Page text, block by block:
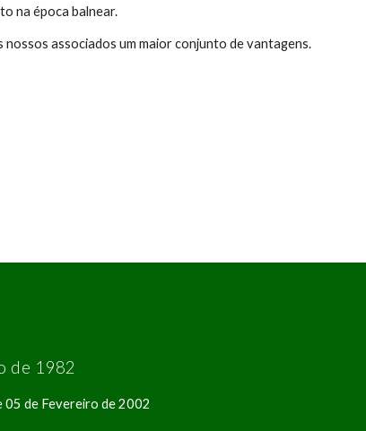
na época balnear.
associados um maior conjunto de vantagens.
de 1982
05 de Fevereiro de 2002